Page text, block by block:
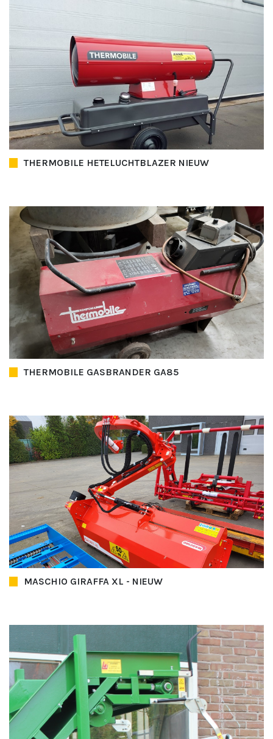
THERMOBILE HETELUCHTBLAZER NIEUW
THERMOBILE GASBRANDER GA85
MASCHIO GIRAFFA XL - NIEUW